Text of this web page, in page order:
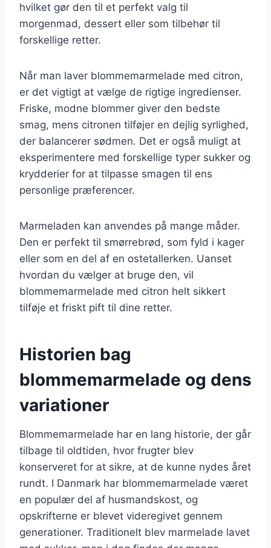
hvilket gør den til et perfekt valg til
morgenmad, dessert eller som tilbehør til
forskellige retter.
Når man laver blommemarmelade med citron,
er det vigtigt at vælge de rigtige ingredienser.
Friske, modne blommer giver den bedste
smag, mens citronen tilføjer en dejlig syrlighed,
der balancerer sødmen. Det er også muligt at
eksperimentere med forskellige typer sukker og
krydderier for at tilpasse smagen til ens
personlige præferencer.
Marmeladen kan anvendes på mange måder.
Den er perfekt til smørrebrød, som fyld i kager
eller som en del af en ostetallerken. Uanset
hvordan du vælger at bruge den, vil
blommemarmelade med citron helt sikkert
tilføje et friskt pift til dine retter.
Historien bag
blommemarmelade og dens
variationer
Blommemarmelade har en lang historie, der går
tilbage til oldtiden, hvor frugter blev
konserveret for at sikre, at de kunne nydes året
rundt. I Danmark har blommemarmelade været
en populær del af husmandskost, og
opskrifterne er blevet videregivet gennem
generationer. Traditionelt blev marmelade lavet